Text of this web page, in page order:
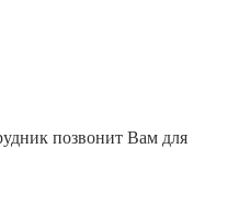
позвонит Вам для